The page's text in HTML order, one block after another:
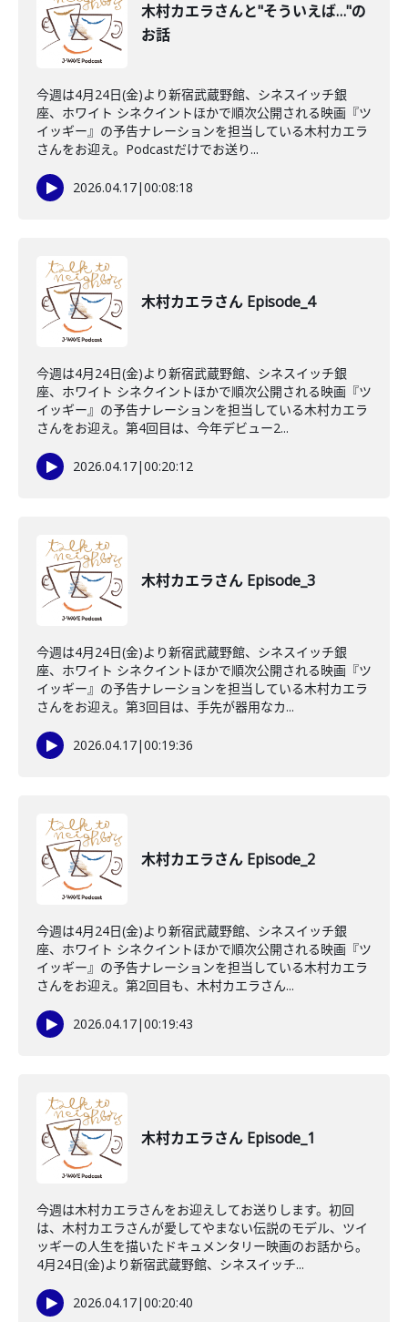
木村カエラさんと"そういえば…"の
お話
今週は4月24日(金)より新宿武蔵野館、シネスイッチ銀
座、ホワイト シネクイントほかで順次公開される映画『ツ
イッギー』の予告ナレーションを担当している木村カエラ
さんをお迎え。Podcastだけでお送り...
2026.04.17|00:08:18
木村カエラさん Episode_4
今週は4月24日(金)より新宿武蔵野館、シネスイッチ銀
座、ホワイト シネクイントほかで順次公開される映画『ツ
イッギー』の予告ナレーションを担当している木村カエラ
さんをお迎え。第4回目は、今年デビュー2...
2026.04.17|00:20:12
木村カエラさん Episode_3
今週は4月24日(金)より新宿武蔵野館、シネスイッチ銀
座、ホワイト シネクイントほかで順次公開される映画『ツ
イッギー』の予告ナレーションを担当している木村カエラ
さんをお迎え。第3回目は、手先が器用なカ...
2026.04.17|00:19:36
木村カエラさん Episode_2
今週は4月24日(金)より新宿武蔵野館、シネスイッチ銀
座、ホワイト シネクイントほかで順次公開される映画『ツ
イッギー』の予告ナレーションを担当している木村カエラ
さんをお迎え。第2回目も、木村カエラさん...
2026.04.17|00:19:43
木村カエラさん Episode_1
今週は木村カエラさんをお迎えしてお送りします。初回
は、木村カエラさんが愛してやまない伝説のモデル、ツイ
ッギーの人生を描いたドキュメンタリー映画のお話から。
4月24日(金)より新宿武蔵野館、シネスイッチ...
2026.04.17|00:20:40